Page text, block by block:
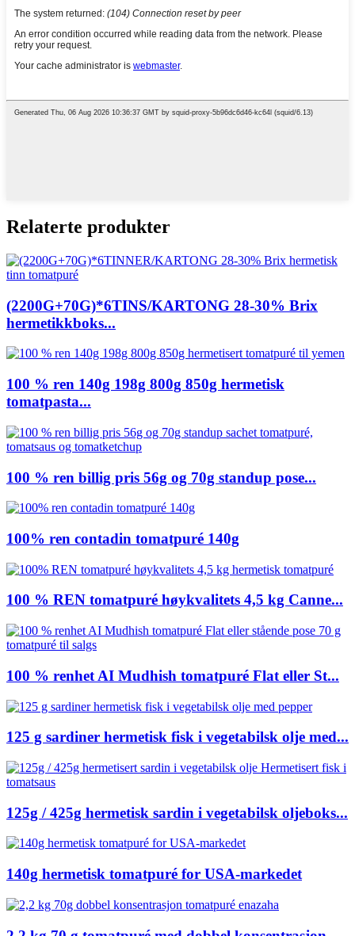
Relaterte produkter
(2200G+70G)*6TINS/KARTONG 28-30% Brix
hermetikkboks...
100 % ren 140g 198g 800g 850g hermetisk
tomatpasta...
100 % ren billig pris 56g og 70g standup pose...
100% ren contadin tomatpuré 140g
100 % REN tomatpuré høykvalitets 4,5 kg Canne...
100 % renhet AI Mudhish tomatpuré Flat eller St...
125 g sardiner hermetisk fisk i vegetabilsk olje med...
125g / 425g hermetisk sardin i vegetabilsk oljeboks...
140g hermetisk tomatpuré for USA-markedet